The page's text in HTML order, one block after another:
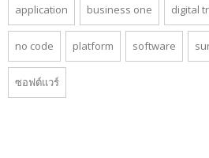
application business one digital
no code platform software
ซอฟต์แวร์